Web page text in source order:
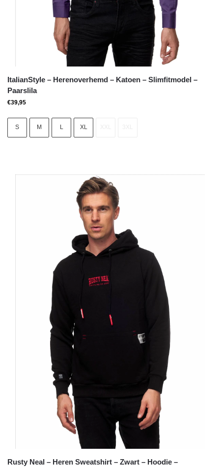
ItalianStyle – Herenoverhemd – Katoen – Slimfitmodel –
Paarslila
€39,95
S M L XL
Rusty Neal – Heren Sweatshirt – Zwart – Hoodie –